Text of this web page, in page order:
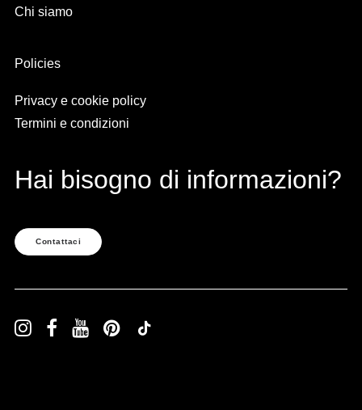
Chi siamo
Policies
Privacy e cookie policy
Termini e condizioni
Hai bisogno di informazioni?
Contattaci